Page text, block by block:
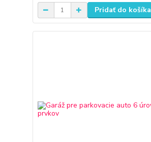
Pridať do košíka